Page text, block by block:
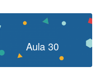
Aula 30